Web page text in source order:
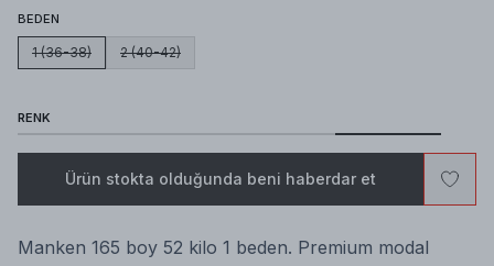
BEDEN
1 (36-38) 2 (40-42)
RENK
Ürün stokta olduğunda beni haberdar et
Manken 165 boy 52 kilo 1 beden. Premium modal